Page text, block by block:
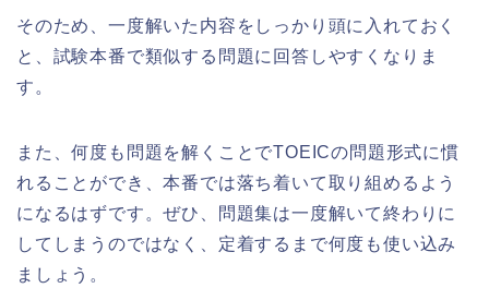
そのため、一度解いた内容をしっかり頭に入れておく
と、試験本番で類似する問題に回答しやすくなりま
す。
また、何度も問題を解くことでTOEICの問題形式に慣
れることができ、本番では落ち着いて取り組めるよう
になるはずです。ぜひ、問題集は一度解いて終わりに
してしまうのではなく、定着するまで何度も使い込み
ましょう。